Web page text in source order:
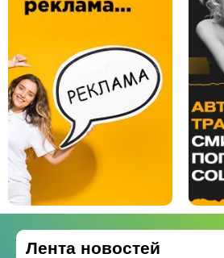
Лента новостей